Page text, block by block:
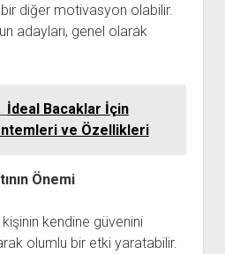
diğer motivasyon olabilir.
adayları, genel olarak
İdeal Bacaklar İçin
ve Özellikleri
Önemi
kendine güvenini
olumlu bir etki yaratabilir.